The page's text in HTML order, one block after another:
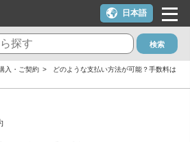
ルの保存に失敗する
降でインストールしようとすると警告
検索
入・ご契約
どのような支払い方法が可能？手数料は
日本語